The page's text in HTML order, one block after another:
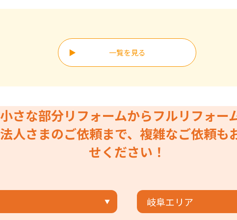
一覧を見る
小さな部分リフォームからフルリフォー
法人さまのご依頼まで、複雑なご依頼も
せください！
岐阜エリア